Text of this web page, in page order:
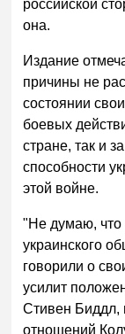
российской
она.
Издание
причины не
состоянии
боевых
стране, так и
способности
этой войне.
"Не думаю, что
украинского
говорили о
усилит
Стивен Биддл,
отношений